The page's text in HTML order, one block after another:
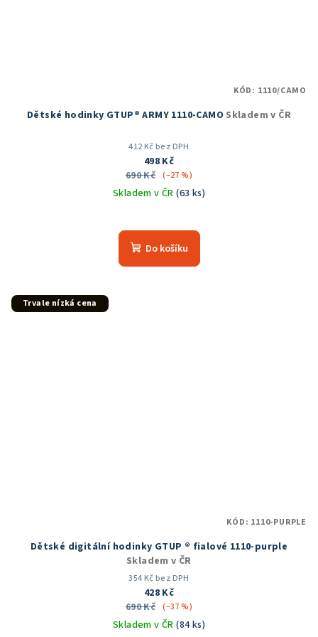
Dětské hodinky GTUP® ARMY 1110-CAMO Skladem v ČR
412 Kč bez DPH
498 Kč
690 Kč (–27 %)
Skladem v ČR(63 ks)
hodnocení
produktu
Do košíku
KÓD: 1110/CAMO
Trvale nízká cena
Dětské digitální hodinky GTUP ® fialové 1110-purple
Skladem v ČR
354 Kč bez DPH
428 Kč
690 Kč (–37 %)
Skladem v ČR(84 ks)
KÓD: 1110-PURPLE